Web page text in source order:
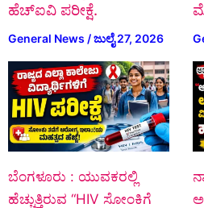
ಹೆಚ್‌ಐವಿ ಪರೀಕ್ಷೆ.
General News /ಜುಲೈ 27, 2026
ಬೆಂಗಳೂರು : ಯುವಕರಲ್ಲಿ
ಹೆಚ್ಚುತ್ತಿರುವ “HIV ಸೋಂಕಿಗೆ